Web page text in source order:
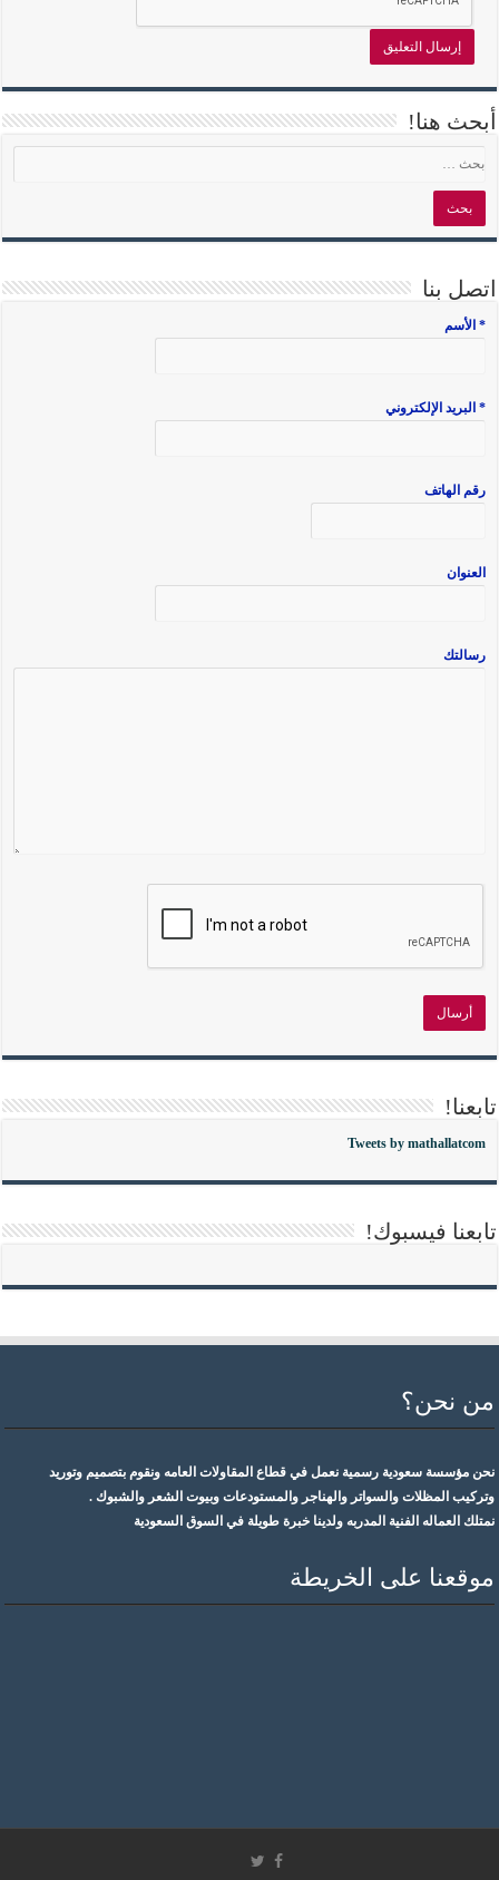
أبحث هنا!
اتصل بنا
* الأسم
* البريد الإلكتروني
رقم الهاتف
العنوان
رسالتك
تابعنا!
Tweets by mathallatcom
تابعنا فيسبوك!
من نحن؟
نحن مؤسسة سعودية رسمية نعمل في قطاع المقاولات العامه ونقوم بتصميم وتوريد
وتركيب المظلات والسواتر والهناجر والمستودعات وبيوت الشعر والشبوك .
نمتلك العماله الفنية المدربه ولدينا خبرة طويلة في السوق السعودية
موقعنا على الخريطة